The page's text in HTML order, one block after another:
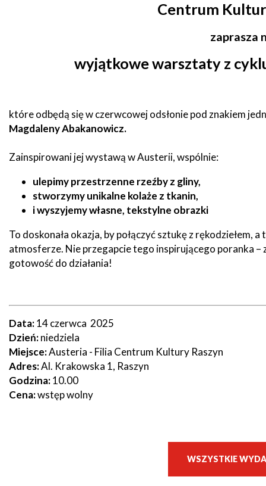
Zgłaszanie
awarii
System
Konsultacje
społeczne
Planowane
wyłączenia
window
Eko
Dostępność
migowy
w
Centrum
zaprasza
wyjątkowe warsztaty z
które odbędą się w czerwcowej odsłonie pod znakiem
Magdaleny Abakanowicz.
Zainspirowani jej wystawą w Austerii, wspólnie:
ulepimy przestrzenne rzeźby z gliny,
stworzymy unikalne kolaże z tkanin,
i wyszyjemy własne, tekstylne obrazki
To doskonała okazja, by połączyć sztukę z rękodziełem,
atmosferze. Nie przegapcie tego inspirującego poranka –
gotowość do działania!
Data:14 czerwca 2025
Dzień:niedziela
Miejsce:Austeria - Filia Centrum Kultury Raszyn
Adres:Al. Krakowska 1, Raszyn
Godzina:10.00
Cena:wstęp wolny
WSZYSTKIE